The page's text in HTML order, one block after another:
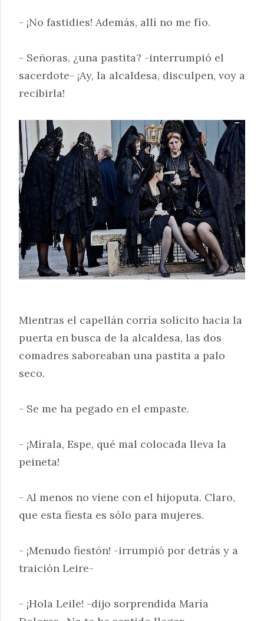
- ¡No fastidies! Además, allí no me fío.
- Señoras, ¿una pastita? -interrumpió el
sacerdote- ¡Ay, la alcaldesa, disculpen, voy a
recibirla!
Mientras el capellán corría solícito hacia la
puerta en busca de la alcaldesa, las dos
comadres saboreaban una pastita a palo
seco.
- Se me ha pegado en el empaste.
- ¡Mírala, Espe, qué mal colocada lleva la
peineta!
- Al menos no viene con el hijoputa. Claro,
que esta fiesta es sólo para mujeres.
- ¡Menudo fiestón! -irrumpió por detrás y a
traición Leire-
- ¡Hola Leile! -dijo sorprendida María